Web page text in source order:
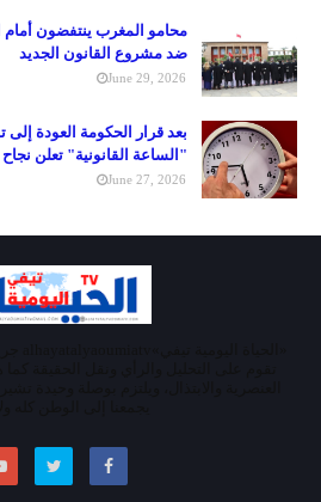
محامو المغرب ينتفضون أمام
ضد مشروع القانون الجديد
June 29, 2026
بعد قرار الحكومة العودة
"الساعة القانونية" تعلن
June 27, 2026